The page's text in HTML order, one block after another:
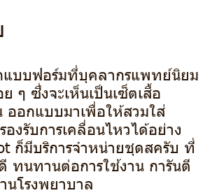
แบบฟอร์มที่บุคลากรแพทย์นิยม
ๆ ซึ่งจะเห็นเป็นเซ็ตเสื้อ
ออกแบบมาเพื่อให้สวมใส่
งรับการเคลื่อนไหวได้อย่าง
ก็มีบริการจำหน่ายชุดสครับ ที่
ทนทานต่อการใช้งาน การันตี
โรงพยาบาล